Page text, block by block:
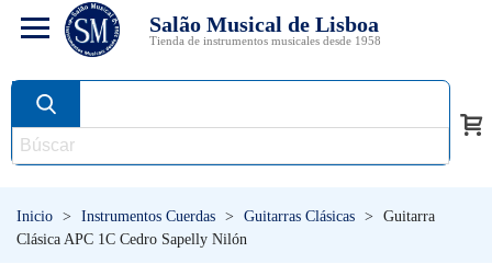
Salão Musical de Lisboa
Tienda de instrumentos musicales desde 1958
Inicio > Instrumentos Cuerdas > Guitarras Clásicas >
Guitarra
Clásica APC 1C Cedro Sapelly Nilón